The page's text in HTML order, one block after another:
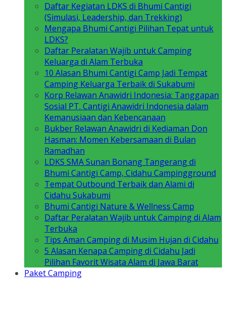
Daftar Kegiatan LDKS di Bhumi Cantigi
(Simulasi, Leadership, dan Trekking)
Mengapa Bhumi Cantigi Pilihan Tepat untuk
LDKS?
Daftar Peralatan Wajib untuk Camping
Keluarga di Alam Terbuka
10 Alasan Bhumi Cantigi Camp Jadi Tempat
Camping Keluarga Terbaik di Sukabumi
Korp Relawan Anawidri Indonesia: Tanggapan
Sosial PT. Cantigi Anawidri Indonesia dalam
Kemanusiaan dan Kebencanaan
Bukber Relawan Anawidri di Kediaman Don
Hasman: Momen Kebersamaan di Bulan
Ramadhan
LDKS SMA Sunan Bonang Tangerang di
Bhumi Cantigi Camp, Cidahu Campingground
Tempat Outbound Terbaik dan Alami di
Cidahu Sukabumi
Bhumi Cantigi Nature & Wellness Camp
Daftar Peralatan Wajib untuk Camping di Alam
Terbuka
Tips Aman Camping di Musim Hujan di Cidahu
5 Alasan Kenapa Camping di Cidahu Jadi
Pilihan Favorit Wisata Alam di Jawa Barat
Paket Camping